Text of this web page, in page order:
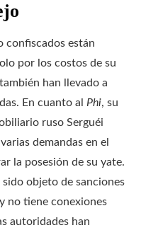
confiscados están
por los costos de su
han llevado a
En cuanto al Phi, su
ruso Serguéi
demandas en el
la posesión de su yate.
objeto de sanciones
no tiene conexiones
autoridades han